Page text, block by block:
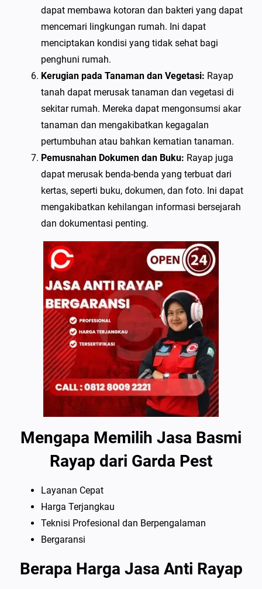
dapat membawa kotoran dan bakteri yang dapat
mencemari lingkungan rumah. Ini dapat
menciptakan kondisi yang tidak sehat bagi
penghuni rumah.
Kerugian pada Tanaman dan Vegetasi: Rayap
tanah dapat merusak tanaman dan vegetasi di
sekitar rumah. Mereka dapat mengonsumsi akar
tanaman dan mengakibatkan kegagalan
pertumbuhan atau bahkan kematian tanaman.
Pemusnahan Dokumen dan Buku: Rayap juga
dapat merusak benda-benda yang terbuat dari
kertas, seperti buku, dokumen, dan foto. Ini dapat
mengakibatkan kehilangan informasi bersejarah
dan dokumentasi penting.
Mengapa Memilih Jasa Basmi
Rayap dari Garda Pest
Layanan Cepat
Harga Terjangkau
Teknisi Profesional dan Berpengalaman
Bergaransi
Berapa Harga Jasa Anti Rayap